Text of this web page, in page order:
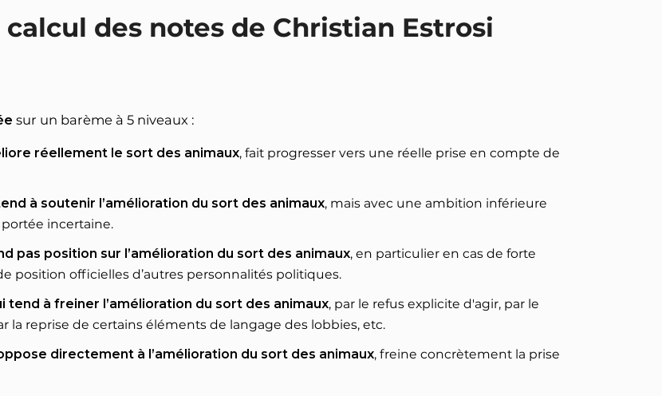
des notes de Christian Estrosi
sur un barème à 5 niveaux :
réellement le sort des animaux, fait progresser vers une réelle prise en compte de
à soutenir l’amélioration du sort des animaux, mais avec une ambition inférieure
incertaine.
pas position sur l’amélioration du sort des animaux, en particulier en cas de forte
position officielles d’autres personnalités politiques.
tend à freiner l’amélioration du sort des animaux, par le refus explicite d'agir, par le
la reprise de certains éléments de langage des lobbies, etc.
directement à l’amélioration du sort des animaux, freine concrètement la prise